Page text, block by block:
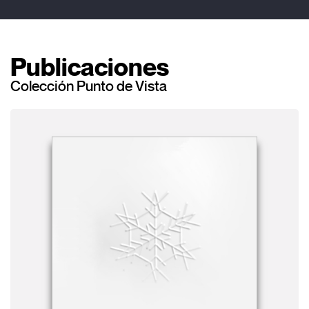
Publicaciones
Colección Punto de Vista